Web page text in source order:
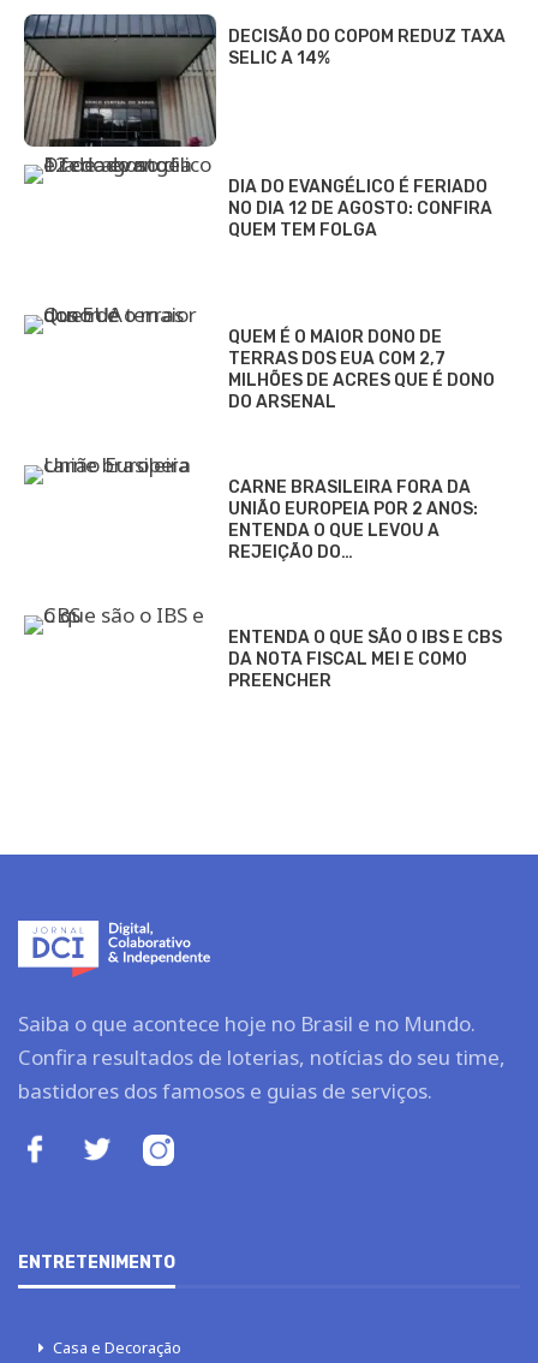
DECISÃO DO COPOM REDUZ TAXA
SELIC A 14%
DIA DO EVANGÉLICO É FERIADO
NO DIA 12 DE AGOSTO: CONFIRA
QUEM TEM FOLGA
QUEM É O MAIOR DONO DE
TERRAS DOS EUA COM 2,7
MILHÕES DE ACRES QUE É DONO
DO ARSENAL
CARNE BRASILEIRA FORA DA
UNIÃO EUROPEIA POR 2 ANOS:
ENTENDA O QUE LEVOU A
REJEIÇÃO DO…
ENTENDA O QUE SÃO O IBS E CBS
DA NOTA FISCAL MEI E COMO
PREENCHER
Saiba o que acontece hoje no Brasil e no Mundo.
Confira resultados de loterias, notícias do seu time,
bastidores dos famosos e guias de serviços.
ENTRETENIMENTO
Casa e Decoração